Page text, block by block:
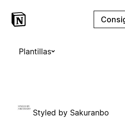
Plantillas
Styled by Sakuranbo